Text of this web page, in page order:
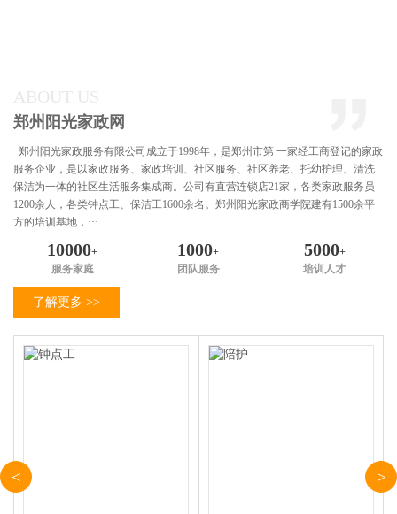
郑州阳光家政网
郑州阳光家政服务有限公司成立于1998年，是郑州市第 一家经工商登记的家政
服务企业，是以家政服务、家政培训、社区服务、社区养老、托幼护理、清洗
保洁为一体的社区生活服务集成商。公司有直营连锁店21家，各类家政服务员
1200余人，各类钟点工、保洁工1600余名。郑州阳光家政商学院建有1500余平
方的培训基地，···
10000+
服务家庭
1000+
团队服务
5000+
培训人才
了解更多 >>
< >